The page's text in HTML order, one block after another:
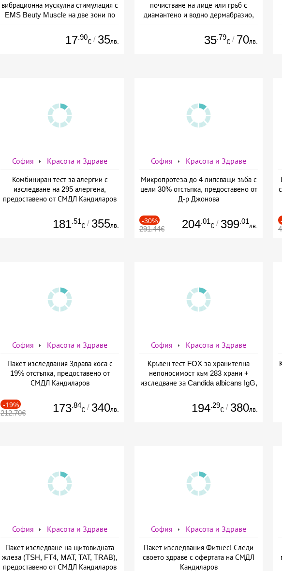
вибрационна мускулна стимулация с
EMS Beuty Musclе на две зони по
Естетичен център Симона
17.90
€ / 35лв.
почистване на лице или гръб с
диамантено и водно дермабразио,
Естетичен център Симона
35.79
€ / 70лв.
София Красота и Здраве
Комбиниран тест за алергии с
изследване на 295 алергена,
предоставено от СМДЛ Кандиларов
181.51
€ / 355лв.
София Красота и Здраве
Микропротезa до 4 липсващи зъба с
цели 30% отстъпка, предоставено от
Д-р Джонова
-30%
291.44€ 204.01
€ / 399.01
лв.
София Красота и Здраве
Пакет изследвания Здрава коса с
19% отстъпка, предоставено от
СМДЛ Кандиларов
-19%
212.70€ 173.84
€ / 340лв.
София Красота и Здраве
Кръвен тест FOX за хранителна
непоносимост към 283 храни +
изследване за Candida albicans IgG,
194.29
€ / 380лв.
София Красота и Здраве
Пакет изследване на щитовидната
жлеза (TSH, FT4, MAT, TAT, TRAB),
предоставено от СМДЛ Кандиларов
София Красота и Здраве
Пакет изследвания Фитнес! Следи
своето здраве с офертата на СМДЛ
Кандиларов